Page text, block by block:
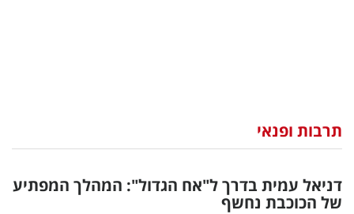
וצרכנות
דיגיטל
תרבות ופנאי
דניאל עמית בדרך ל"אח הגדול": המהלך המפתיע
של הכוכבת נחשף